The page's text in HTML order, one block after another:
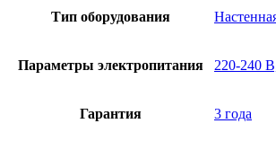
Тип оборудования
Параметры электропитания 220-240
Гарантия 3 года